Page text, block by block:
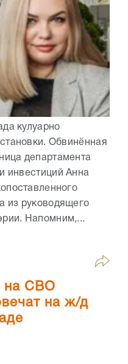
кулуарно
Обвинённая
департамента
инвестиций Анна
из руководящего
Напомним,...
на СВО
на ж/д